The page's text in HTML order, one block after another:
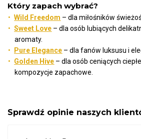
Który zapach wybrać?
Wild Freedom – dla miłośników
Sweet Love – dla osób lubiących
aromaty.
Pure Elegance – dla fanów luksusu i
Golden Hive – dla osób ceniących
kompozycje zapachowe.
Sprawdź opinie naszych